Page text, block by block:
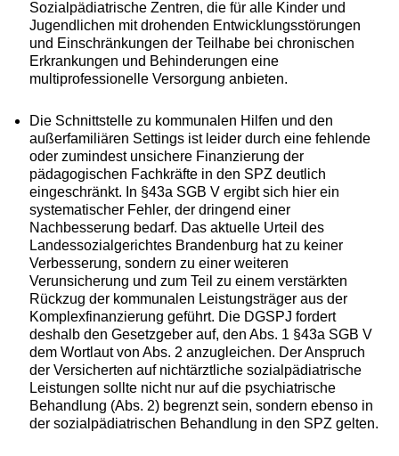
Sozialpädiatrische Zentren, die für alle Kinder und
Jugendlichen mit drohenden Entwicklungsstörungen
und Einschränkungen der Teilhabe bei chronischen
Erkrankungen und Behinderungen eine
multiprofessionelle Versorgung anbieten.
Die Schnittstelle zu kommunalen Hilfen und den
außerfamiliären Settings ist leider durch eine fehlende
oder zumindest unsichere Finanzierung der
pädagogischen Fachkräfte in den SPZ deutlich
eingeschränkt. In §43a SGB V ergibt sich hier ein
systematischer Fehler, der dringend einer
Nachbesserung bedarf. Das aktuelle Urteil des
Landessozialgerichtes Brandenburg hat zu keiner
Verbesserung, sondern zu einer weiteren
Verunsicherung und zum Teil zu einem verstärkten
Rückzug der kommunalen Leistungsträger aus der
Komplexfinanzierung geführt. Die DGSPJ fordert
deshalb den Gesetzgeber auf, den Abs. 1 §43a SGB V
dem Wortlaut von Abs. 2 anzugleichen. Der Anspruch
der Versicherten auf nichtärztliche sozialpädiatrische
Leistungen sollte nicht nur auf die psychiatrische
Behandlung (Abs. 2) begrenzt sein, sondern ebenso in
der sozialpädiatrischen Behandlung in den SPZ gelten.